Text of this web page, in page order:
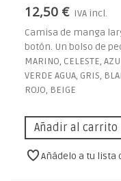
12,50 € IVA incl.
Camisa de manga
botón. Un bolso de
MARINO, CELESTE,
VERDE AGUA, GRIS,
ROJO, BEIGE
Añadir al carrito
Añádelo a tu lista